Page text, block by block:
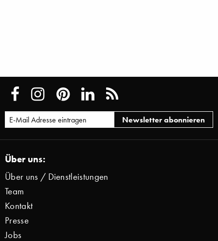
Über uns:
Über uns / Dienstleistungen
Team
Kontakt
Presse
Jobs